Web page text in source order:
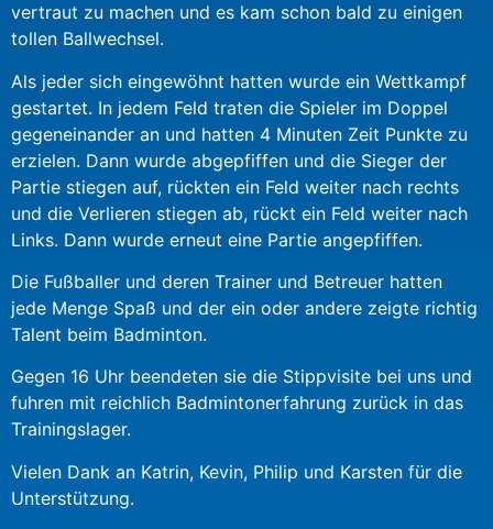
vertraut zu machen und es kam schon bald zu einigen
tollen Ballwechsel.
Als jeder sich eingewöhnt hatten wurde ein Wettkampf
gestartet. In jedem Feld traten die Spieler im Doppel
gegeneinander an und hatten 4 Minuten Zeit Punkte zu
erzielen. Dann wurde abgepfiffen und die Sieger der
Partie stiegen auf, rückten ein Feld weiter nach rechts
und die Verlieren stiegen ab, rückt ein Feld weiter nach
Links. Dann wurde erneut eine Partie angepfiffen.
Die Fußballer und deren Trainer und Betreuer hatten
jede Menge Spaß und der ein oder andere zeigte richtig
Talent beim Badminton.
Gegen 16 Uhr beendeten sie die Stippvisite bei uns und
fuhren mit reichlich Badmintonerfahrung zurück in das
Trainingslager.
Vielen Dank an Katrin, Kevin, Philip und Karsten für die
Unterstützung.